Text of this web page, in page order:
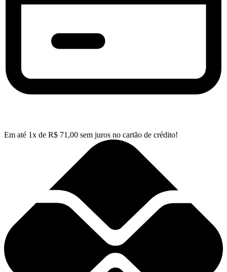
Em até 1x de R$ 71,00 sem juros no cartão de crédito!